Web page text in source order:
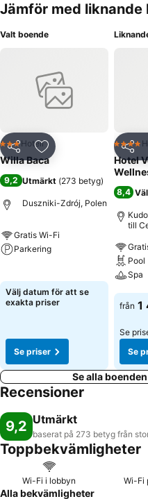
Jämför med liknande
Valt boende
Dela Lägg till i Mina
3 Stjärnor
Hotell
Willa Baca
9,2 Utmärkt (273 betyg)
Duszniki-Zdrój, Polen
Gratis Wi-Fi
Parkering
Välj datum för att se
exakta priser
Se priser
Dela
4
Hotel
8,4
till
Pool
Spa
Se
från 1
Se
Se
Se alla
Recensioner
9,2 Utmärkt
baserat på 273 betyg från
Toppbekvämligheter
Wi-Fi i lobbyn Wi-Fi
Alla bekvämligheter